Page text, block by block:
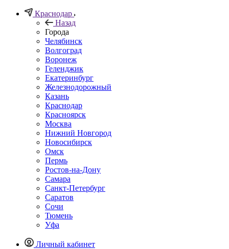
Краснодар
Назад
Города
Челябинск
Волгоград
Воронеж
Геленджик
Екатеринбург
Железнодорожный
Казань
Краснодар
Красноярск
Москва
Нижний Новгород
Новосибирск
Омск
Пермь
Ростов-на-Дону
Самара
Санкт-Петербург
Саратов
Сочи
Тюмень
Уфа
Личный кабинет